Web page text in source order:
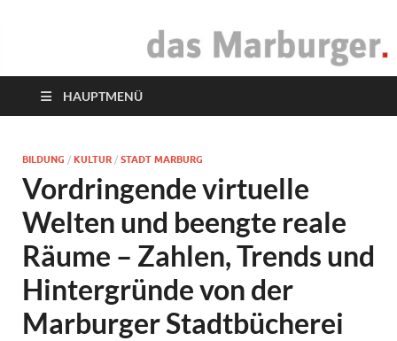
das Marburger.
HAUPTMENÜ
BILDUNG / KULTUR / STADT MARBURG
Vordringende virtuelle
Welten und beengte reale
Räume – Zahlen, Trends und
Hintergründe von der
Marburger Stadtbücherei